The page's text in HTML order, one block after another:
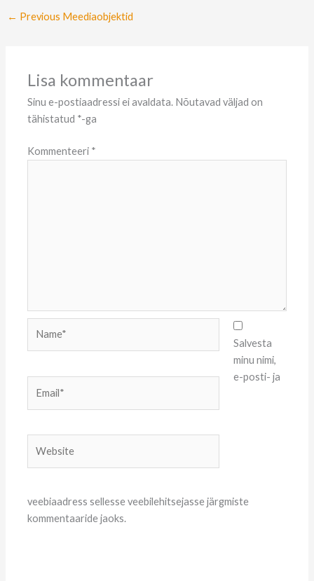
← Previous Meediaobjektid
Lisa kommentaar
Sinu e-postiaadressi ei avaldata. Nõutavad väljad on
tähistatud *-ga
Kommenteeri *
Salvesta
minu nimi,
e-posti- ja
veebiaadress sellesse veebilehitsejasse järgmiste
kommentaaride jaoks.